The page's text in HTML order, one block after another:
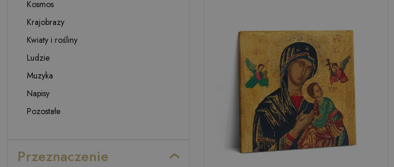
Kosmos
Krajobrazy
Kwiaty i rośliny
Ludzie
Muzyka
Napisy
Pozostałe
Przeznaczenie